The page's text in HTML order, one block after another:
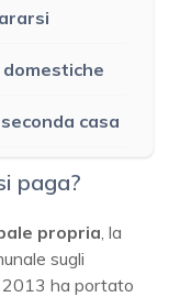
casa
paga?
propria , la
sugli
2013 ha portato